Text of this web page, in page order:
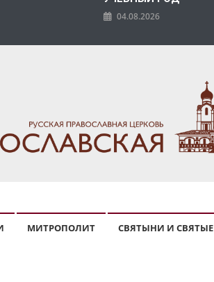
04.08.2026
МИТРОПОЛИТ СВЯТЫНИ И СВЯТЫЕ